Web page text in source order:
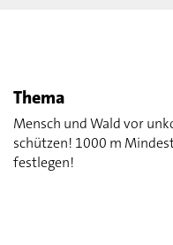
Thema
Mensch und Wald vor
schützen! 1000 m
festlegen!